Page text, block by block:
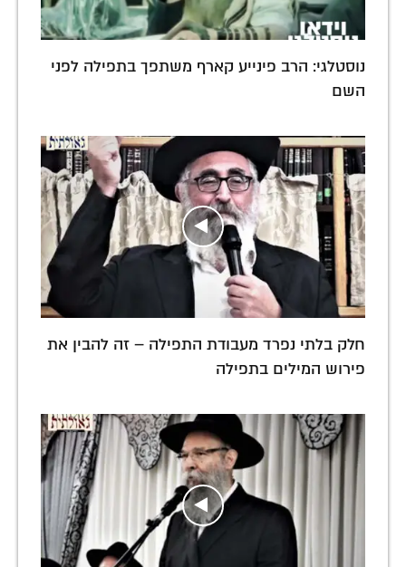
נוסטלגי: הרב פינייע קארף משתפך בתפילה לפני
השם
חלק בלתי נפרד מעבודת התפילה – זה להבין את
פירוש המילים בתפילה